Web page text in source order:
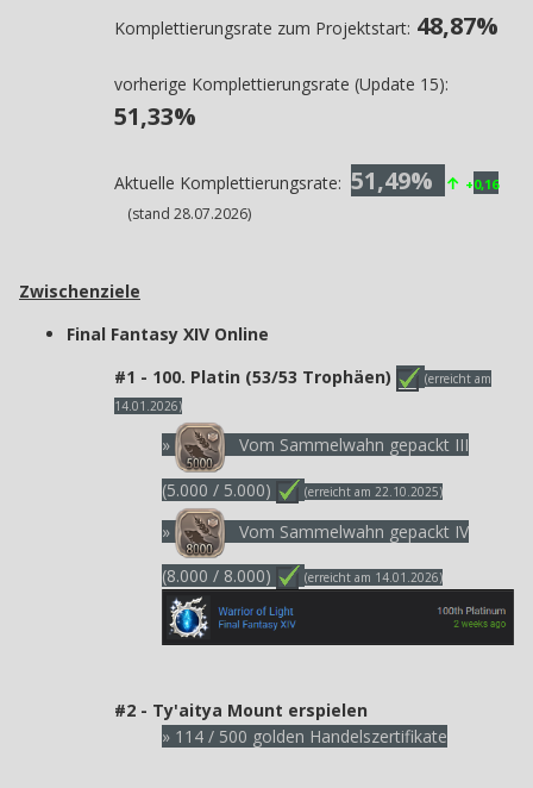
Komplettierungsrate zum Projektstart: 48,87%
vorherige Komplettierungsrate (Update 15):
51,33%
Aktuelle Komplettierungsrate: 51,49% ↑ +0,16
(stand 28.07.2026)
Zwischenziele
Final Fantasy XIV Online
#1 - 100. Platin (53/53 Trophäen)
(erreicht am
14.01.2026)
»
Vom Sammelwahn gepackt III
(5.000 / 5.000)
(erreicht am 22.10.2025)
»
Vom Sammelwahn gepackt IV
(8.000 / 8.000)
(erreicht am 14.01.2026)
#2 - Ty'aitya Mount erspielen
» 114 / 500 golden Handelszertifikate